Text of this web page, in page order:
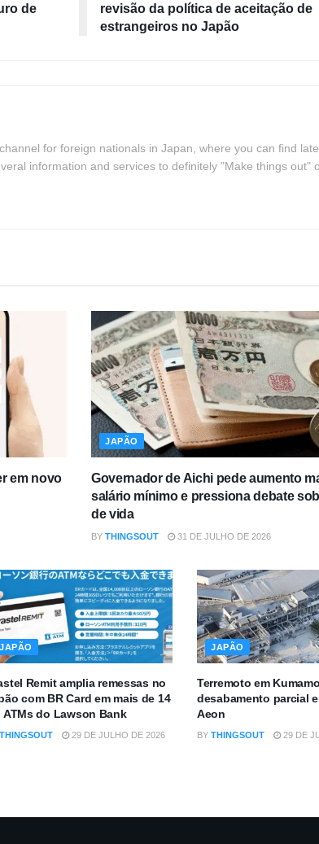
de
revisão da política de aceitação de
estrangeiros no Japão
for foreign nationals in Japan, where you can find
information and services to definitely "Make things out"
em novo
JAPÃO
Governador de Aichi pede aumento
salário mínimo e pressiona debate
de vida
BY THINGSOUT 31 DE JULHO DE 2026
JAPÃO
Remit amplia remessas no
com BR Card em mais de 14
ATMs do Lawson Bank
THINGSOUT 29 DE JULHO DE 2026
JAPÃO
Terremoto em
desabamento parcial
Aeon
BY THINGSOUT 29 DE